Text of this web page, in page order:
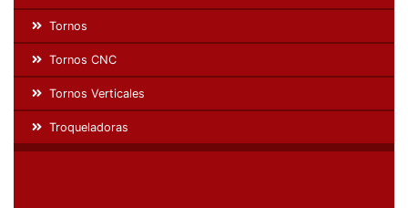
Tornos
Tornos CNC
Tornos Verticales
Troqueladoras